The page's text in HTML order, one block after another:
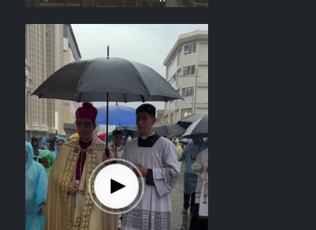
el recorrido del Divino Salvador del
Steven Anzora